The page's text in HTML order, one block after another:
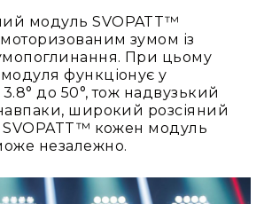
Програмне
забезпечення
Рекордери
Портативні
Стаціонарні
Накамерні
Аксесуари
та
компоненти
модуль SVOPATT™
зумом із
При цьому
функціонує у
3.8° до 50°, тож надвузький
широкий розсіяний
SVOPATT™ кожен модуль
незалежно.